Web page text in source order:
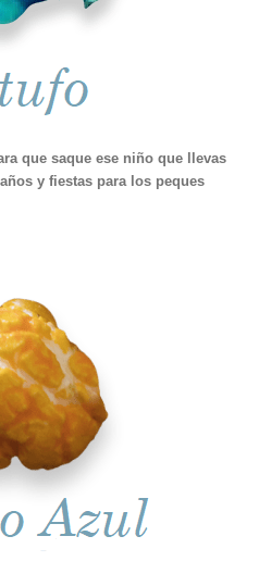
que saque ese niño que llevas
y fiestas para los peques